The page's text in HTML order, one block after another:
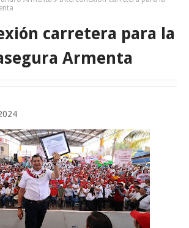
carretera para la
Armenta